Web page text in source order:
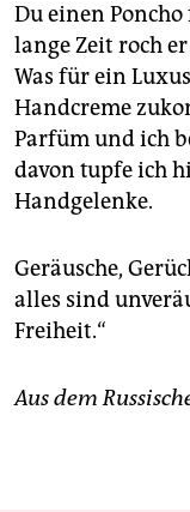
Du einen
lange Zeit roch
Was für ein
Handcreme
Parfüm und ich
davon tupfe ich
Handgelenke.
Geräusche,
alles sind
Freiheit.“
Aus dem